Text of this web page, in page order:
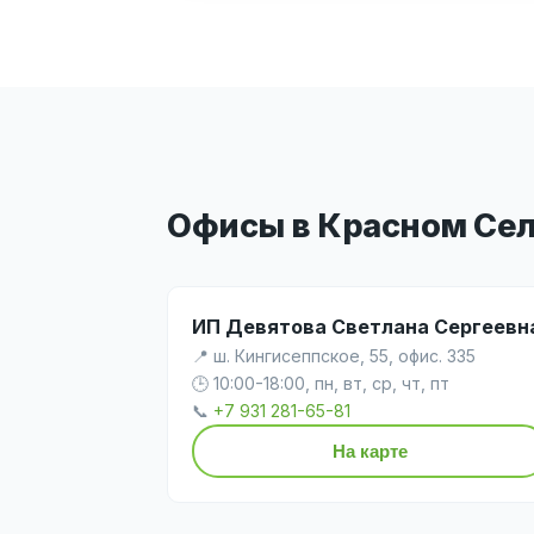
Офисы в Красном
ИП Девятова Светлана
📍 ш. Кингисеппское, 55, офис. 335
🕒 10:00-18:00, пн, вт, ср, чт, пт
📞 +7 931 281-65-81
На карте